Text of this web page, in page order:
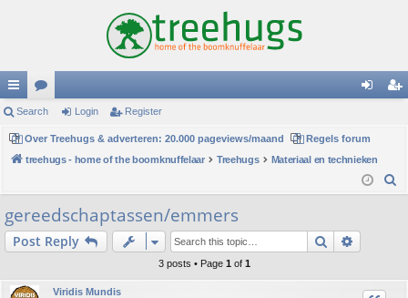
ui
ck
lin
ks
or
u
m
s
in
Search Login Register
Over Treehugs & adverteren: 20.000 pageviews/maand
Regels forum
treehugs - home of the boomknuffelaar
Treehugs
Materiaal en technieken
h
gereedschaptassen/emmers
Post Reply Search
3 posts • Page 1 of 1
Viridis Mundis